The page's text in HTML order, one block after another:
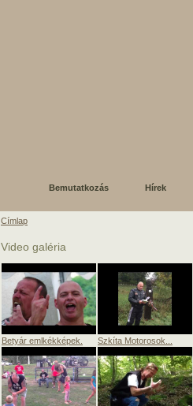
Bemutatkozás Hírek
Címlap
Video galéria
Betyár emlkékképek. Szkíta Motorosok...